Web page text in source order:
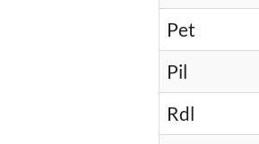
Pet
Pil
Rdl